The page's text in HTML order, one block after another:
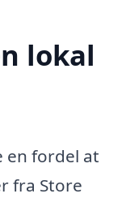
lokal
en fordel at
fra Store